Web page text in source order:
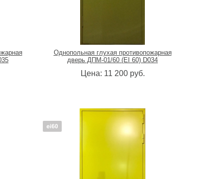
Однопольная глухая противопожарная
дверь ДПМ-01/60 (EI 60) D034
Цена: 11 200руб.